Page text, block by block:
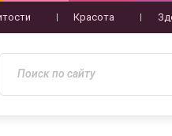
Красота